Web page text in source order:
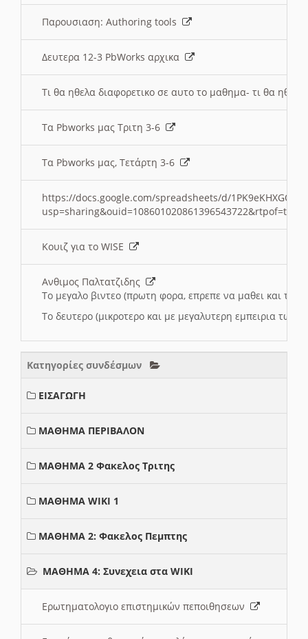
Παρουσιαση: Authoring tools
Δευτερα 12-3 PbWorks αρχικα
Τι θα ηθελα διαφορετικο σε αυτο το μαθημα- τι θα
Τα Pbworks μας Τριτη 3-6
Τα Pbworks μας, Τετάρτη 3-6
https://docs.google.com/spreadsheets/d/
Κουιζ για το WISE
Ανθιμος Παλτατζιδης
Το μεγαλο βιντεο (πρωτη φορα, επρεπε να μαθει και το
Το δευτερο (μικροτερο και με μεγαλυτερη εμπειρια
Κατηγορίες συνδέσμων
ΕΙΣΑΓΩΓΗ
ΜΑΘΗΜΑ ΠΕΡΙΒΑΛΟΝ
ΜΑΘΗΜΑ 2 Φακελος Τριτης
ΜΑΘΗΜΑ WIKI 1
ΜΑΘΗΜΑ 2: Φακελος Πεμπτης
ΜΑΘΗΜΑ 4: Συνεχεια στα WIKI
Ερωτηματολογιο επιστημικών πεποιθησεων